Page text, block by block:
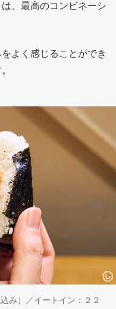
、最高のコンビネーシ
よく感じることができ
み）／イートイン：２２